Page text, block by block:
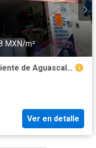
MXN/m²
Local comercial en venta al oriente de Aguascalientes
Ver en detalle